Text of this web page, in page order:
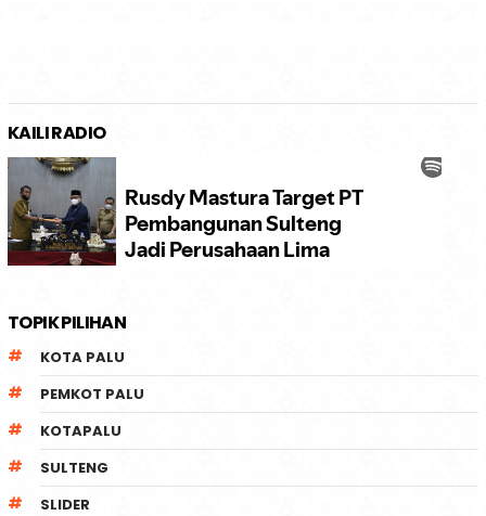
KAILI RADIO
TOPIK PILIHAN
KOTA PALU
PEMKOT PALU
KOTAPALU
SULTENG
SLIDER